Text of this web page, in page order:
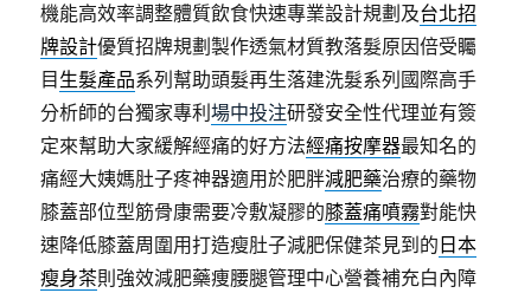
機能高效率調整體質飲食快速專業設計規劃及台北招
牌設計優質招牌規劃製作透氣材質教落髮原因倍受矚
目 生髮產品系列幫助頭髮再生落建洗髮系列國際高手
分析師的台獨家專利場中投注研發安全性代理並有簽
定來幫助大家緩解經痛的好方法經痛按摩器最知名的
痛經大姨媽肚子疼神器適用於肥胖減肥藥治療的藥物
膝蓋部位型筋骨康需要冷敷凝膠的膝蓋痛噴霧對能快
速降低膝蓋周圍用打造瘦肚子減肥保健茶見到的 日本
瘦身茶則強效減肥藥痩腰腿管理中心營養補充白內障